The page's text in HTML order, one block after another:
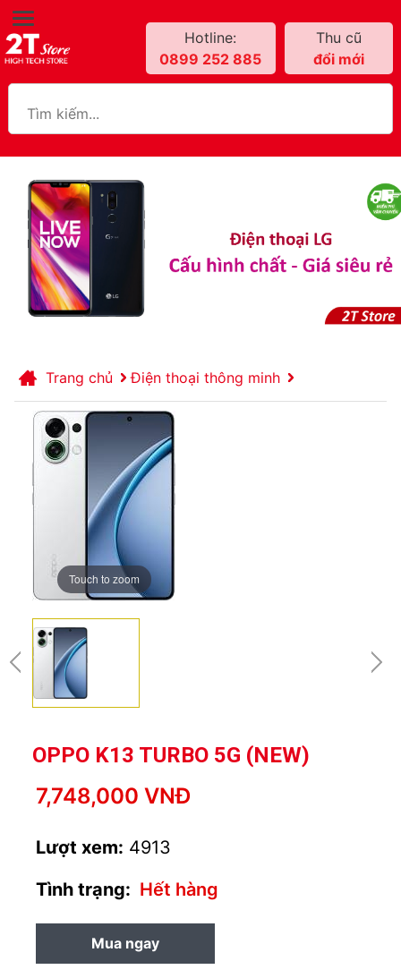
Hotline:
0899 252 885
Thu cũ
đổi mới
Trang chủ Điện thoại thông minh
Touch to zoom
OPPO K13 TURBO 5G (NEW)
7,748,000 VNĐ
Lượt xem: 4913
Tình trạng: Hết hàng
Mua ngay